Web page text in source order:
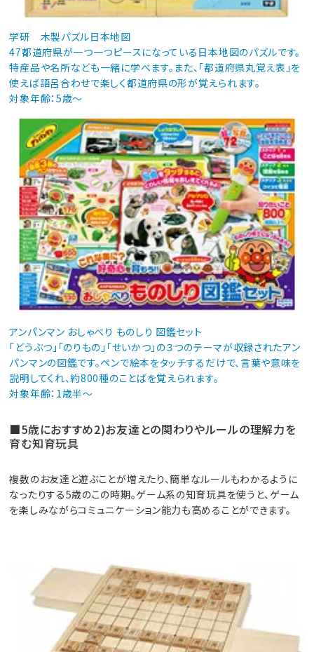
学研 木製パズル日本地図
47都道府県が一つ一つピースになっている日本地図のパズルです。
特産品や名所なども一緒に学べます。また、「都道府県丸覚え表」を
使えば語呂合わせで楽しく都道府県の形が覚えられます。
対象年齢：5歳～
アンパンマン おしゃべり ものしり 図鑑セット
「どうぶつ」「のりもの」「せいかつ」の３つのテーマが収録されたアン
パンマンの図鑑です。ペンで絵本をタッチするだけで、言葉や意味を
説明してくれ、約800種のことばを覚えられます。
対象年齢：1歳半～
■5歳におすすめ2)お友達との関わりやルールの理解力を
育む知育玩具
複数のお友達と遊ぶことが増えたり、簡単なルールもわかるように
なったりする5歳のこの時期。ゲーム系の知育玩具を使うと、ゲーム
を楽しみながらコミュニケーション能力も高めることができます。